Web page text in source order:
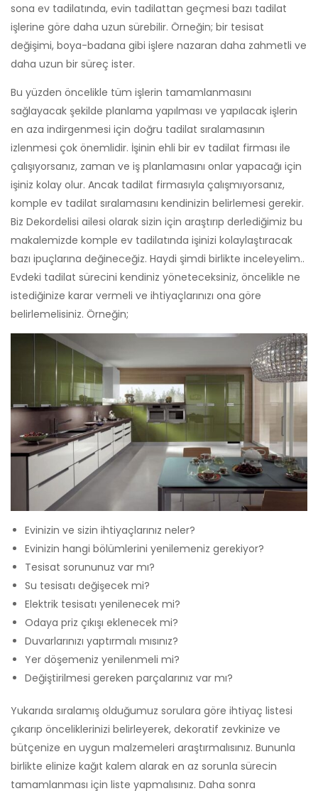
sona ev tadilatında, evin tadilattan geçmesi bazı tadilat
işlerine göre daha uzun sürebilir. Örneğin; bir tesisat
değişimi, boya-badana gibi işlere nazaran daha zahmetli ve
daha uzun bir süreç ister.
Bu yüzden öncelikle tüm işlerin tamamlanmasını
sağlayacak şekilde planlama yapılması ve yapılacak işlerin
en aza indirgenmesi için doğru tadilat sıralamasının
izlenmesi çok önemlidir. İşinin ehli bir ev tadilat firması ile
çalışıyorsanız, zaman ve iş planlamasını onlar yapacağı için
işiniz kolay olur. Ancak tadilat firmasıyla çalışmıyorsanız,
komple ev tadilat sıralamasını kendinizin belirlemesi gerekir.
Biz Dekordelisi ailesi olarak sizin için araştırıp derlediğimiz bu
makalemizde komple ev tadilatında işinizi kolaylaştıracak
bazı ipuçlarına değineceğiz. Haydi şimdi birlikte inceleyelim..
Evdeki tadilat sürecini kendiniz yöneteceksiniz, öncelikle ne
istediğinize karar vermeli ve ihtiyaçlarınızı ona göre
belirlemelisiniz. Örneğin;
Evinizin ve sizin ihtiyaçlarınız neler?
Evinizin hangi bölümlerini yenilemeniz gerekiyor?
Tesisat sorununuz var mı?
Su tesisatı değişecek mi?
Elektrik tesisatı yenilenecek mi?
Odaya priz çıkışı eklenecek mi?
Duvarlarınızı yaptırmalı mısınız?
Yer döşemeniz yenilenmeli mi?
Değiştirilmesi gereken parçalarınız var mı?
Yukarıda sıralamış olduğumuz sorulara göre ihtiyaç listesi
çıkarıp önceliklerinizi belirleyerek, dekoratif zevkinize ve
bütçenize en uygun malzemeleri araştırmalısınız. Bununla
birlikte elinize kağıt kalem alarak en az sorunla sürecin
tamamlanması için liste yapmalısınız. Daha sonra